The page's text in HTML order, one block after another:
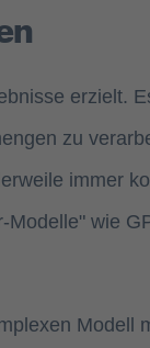
erzielt.
zu
immer
wie
Modell